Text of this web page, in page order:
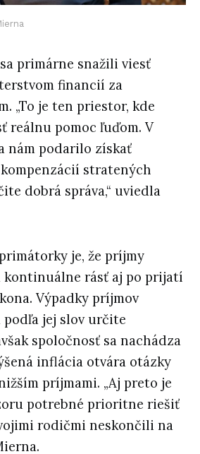
primárne snažili viesť
financií za
„To je ten priestor, kde
reálnu pomoc ľuďom. V
nám podarilo získať
stratených
dobrá správa,“ uviedla
je, že príjmy
kontinuálne rásť aj po prijatí
Výpadky príjmov
podľa jej slov určite
spoločnosť sa nachádza
inflácia otvára otázky
príjmami. „Aj preto je
potrebné prioritne riešiť
rodičmi neskončili na